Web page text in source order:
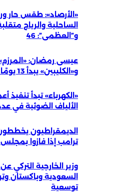
«الأرصاد»: طقس حار
الساحلية والرياح متقلبة
و”العظمى”: 46
و«الكليبين» يبدأ 13 يومًا من الحر والرطوبة
«الكهرباء» تبدأ تنفيذ
الألياف الضوئية في
الديمقراطيون يخططون
ترامب إذا فازوا بمجلس
وزير الخارجية التركي عن
السعودية وباكستان
توسعية